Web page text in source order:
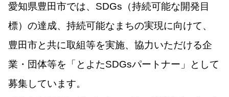
愛知県豊田市では、SDGs（持続可能な開発目
標）の達成、持続可能なまちの実現に向けて、
豊田市と共に取組等を実施、協力いただける企
業・団体等を「とよたSDGsパートナー」として
募集しています。